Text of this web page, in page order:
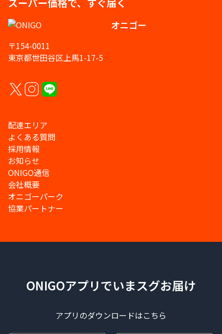
オニゴー
〒154-0011
東京都世田谷区上馬1-17-5
配達エリア
よくある質問
採用情報
お知らせ
ONIGO通信
会社概要
オニゴーパーク
協業パートナー
ONIGOアプリでいまスグお届け
アプリのダウンロードはこちら